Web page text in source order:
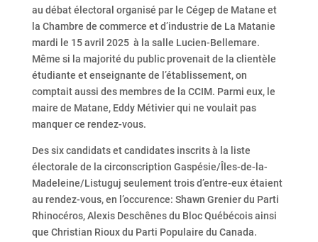
au débat électoral organisé par le Cégep de Matane et
la Chambre de commerce et d’industrie de La Matanie
mardi le 15 avril 2025 à la salle Lucien-Bellemare.
Même si la majorité du public provenait de la clientèle
étudiante et enseignante de l’établissement, on
comptait aussi des membres de la CCIM. Parmi eux, le
maire de Matane, Eddy Métivier qui ne voulait pas
manquer ce rendez-vous.
Des six candidats et candidates inscrits à la liste
électorale de la circonscription Gaspésie/Îles-de-la-
Madeleine/Listuguj seulement trois d’entre-eux étaient
au rendez-vous, en l’occurence: Shawn Grenier du Parti
Rhinocéros, Alexis Deschênes du Bloc Québécois ainsi
que Christian Rioux du Parti Populaire du Canada.